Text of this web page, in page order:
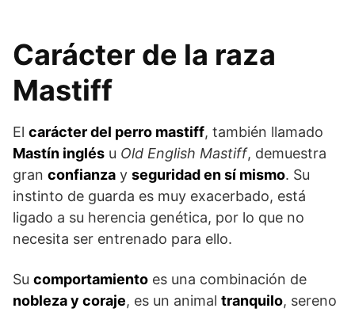
Carácter de la raza
Mastiff
El carácter del perro mastiff, también llamado
Mastín inglés u Old English Mastiff, demuestra
gran confianza y seguridad en sí mismo. Su
instinto de guarda es muy exacerbado, está
ligado a su herencia genética, por lo que no
necesita ser entrenado para ello.
Su comportamiento es una combinación de
nobleza y coraje, es un animal tranquilo, sereno